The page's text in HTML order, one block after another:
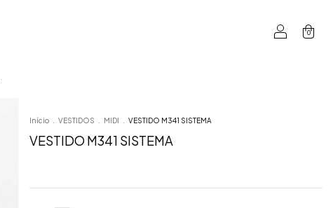
0
Início VESTIDOS MIDI VESTIDO M341 SISTEMA
VESTIDO M341 SISTEMA